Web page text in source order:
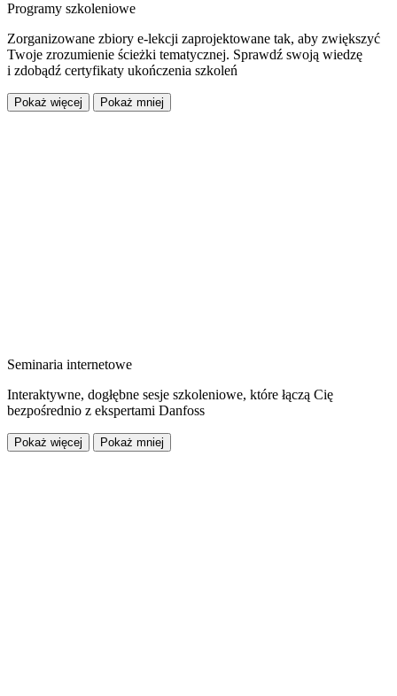
Programy szkoleniowe
Zorganizowane zbiory e-lekcji zaprojektowane tak, aby zwiększyć
Twoje zrozumienie ścieżki tematycznej. Sprawdź swoją wiedzę
i zdobądź certyfikaty ukończenia szkoleń
Pokaż więcej Pokaż mniej
Seminaria internetowe
Interaktywne, dogłębne sesje szkoleniowe, które łączą Cię
bezpośrednio z ekspertami Danfoss
Pokaż więcej Pokaż mniej